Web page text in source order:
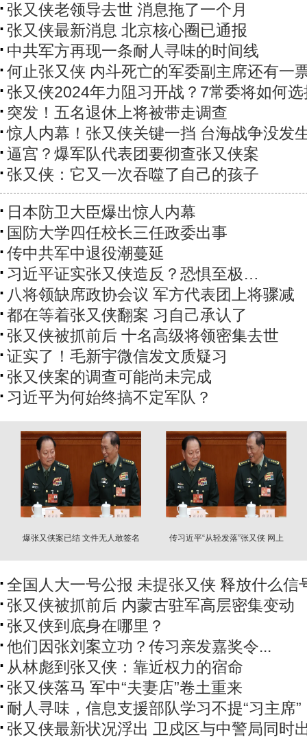
张又侠老领导去世 消息拖了一个月
张又侠最新消息 北京核心圈已通报
中共军方再现一条耐人寻味的时间线
何止张又侠 内斗死亡的军委副主席还有一
张又侠2024年力阻习开战？7常委将如何
突发！五名退休上将被带走调查
惊人内幕！张又侠关键一挡 台海战争没发
逼宫？爆军队代表团要彻查张又侠案
张又侠：它又一次吞噬了自己的孩子
日本防卫大臣爆出惊人内幕
国防大学四任校长三任政委出事
传中共军中退役潮蔓延
习近平证实张又侠造反？恐惧至极…
八将领缺席政协会议 军方代表团上将骤减
都在等着张又侠翻案 习自己承认了
张又侠被抓前后 十名高级将领密集去世
证实了！毛新宇微信发文质疑习
张又侠案的调查可能尚未完成
习近平为何始终搞不定军队？
爆张又侠案已结 文件无人敢签名
传习近平“从轻发落”张又侠 网上
全国人大一号公报 未提张又侠 释放什么信
张又侠被抓前后 内蒙古驻军高层密集变动
张又侠到底身在哪里？
他们因张刘案立功？传习亲发嘉奖令...
从林彪到张又侠：靠近权力的宿命
张又侠落马 军中“夫妻店”卷土重来
耐人寻味，信息支援部队学习不提“习主席”
张又侠最新状况浮出 卫戍区与中警局同时